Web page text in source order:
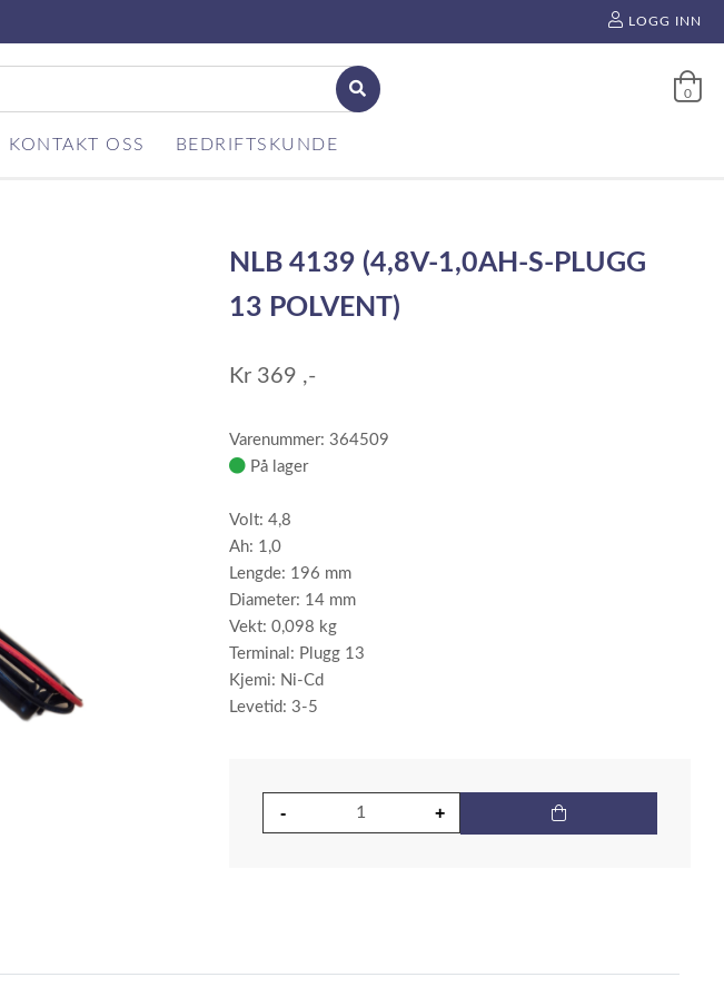
LOGG INN
0
KONTAKT OSS BEDRIFTSKUNDE
NLB 4139 (4,8V-1,0AH-S-PLUGG
13 POLVENT)
Kr 369 ,-
Varenummer: 364509
På lager
Volt: 4,8
Ah: 1,0
Lengde: 196 mm
Diameter: 14 mm
Vekt: 0,098 kg
Terminal: Plugg 13
Kjemi: Ni-Cd
Levetid: 3-5